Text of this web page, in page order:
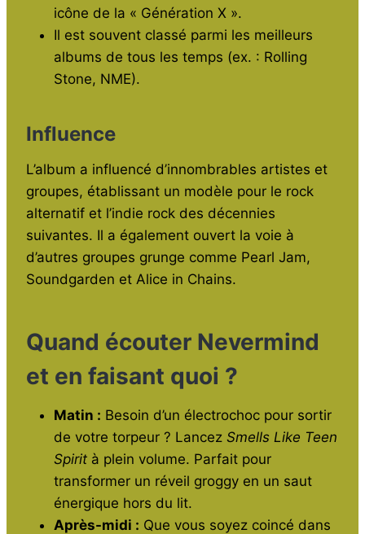
icône de la « Génération X ».
Il est souvent classé parmi les meilleurs
albums de tous les temps (ex. : Rolling
Stone, NME).
Influence
L’album a influencé d’innombrables artistes et
groupes, établissant un modèle pour le rock
alternatif et l’indie rock des décennies
suivantes. Il a également ouvert la voie à
d’autres groupes grunge comme Pearl Jam,
Soundgarden et Alice in Chains.
Quand écouter Nevermind
et en faisant quoi ?
Matin : Besoin d’un électrochoc pour sortir
de votre torpeur ? Lancez Smells Like Teen
Spirit à plein volume. Parfait pour
transformer un réveil groggy en un saut
énergique hors du lit.
Après-midi : Que vous soyez coincé dans